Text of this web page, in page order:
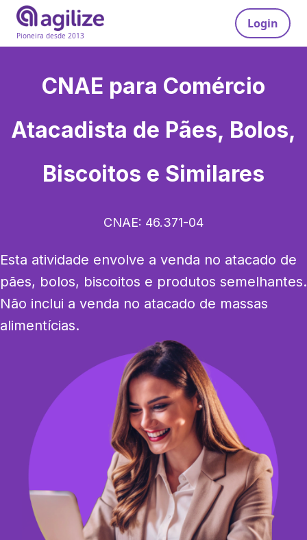
Pioneira desde 2013
Login
CNAE para Comércio
Atacadista de Pães, Bolos,
Biscoitos e Similares
CNAE: 46.371-04
Esta atividade envolve a venda no atacado de
pães, bolos, biscoitos e produtos semelhantes.
Não inclui a venda no atacado de massas
alimentícias.